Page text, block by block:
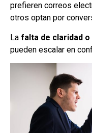
prefieren correos
otros optan por
La falta de claridad
pueden escalar en